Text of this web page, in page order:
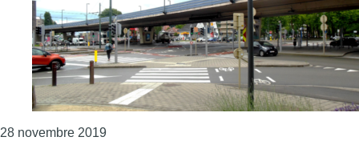
28 novembre 2019Consulter l'article "Auderghem : la